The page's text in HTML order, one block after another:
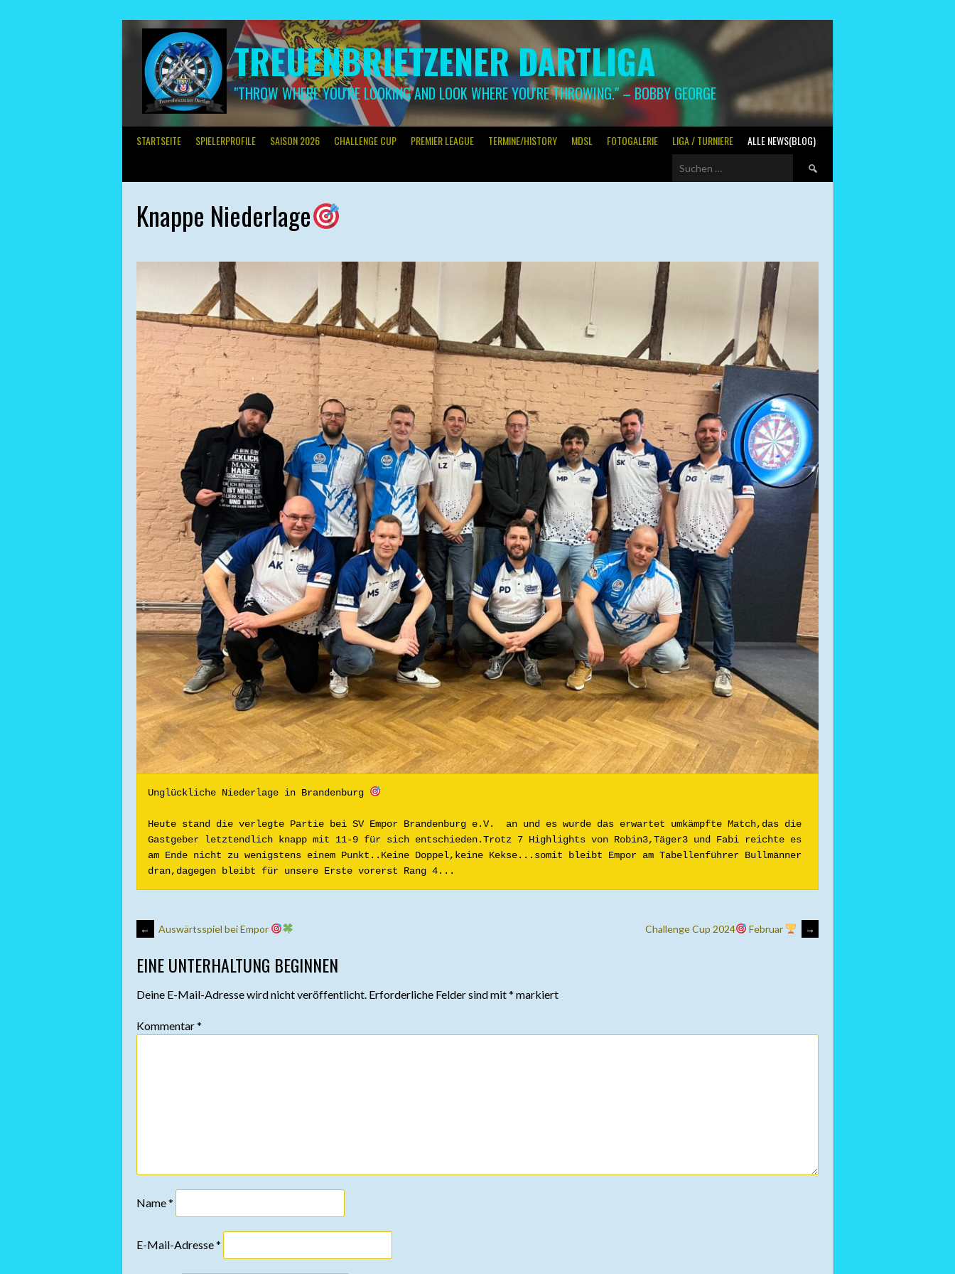
TREUENBRIETZENER DARTLIGA
"THROW WHERE YOU'RE LOOKING AND LOOK WHERE YOU'RE THROWING." – BOBBY GEORGE
STARTSEITE SPIELERPROFILE SAISON 2026 CHALLENGE CUP PREMIER LEAGUE TERMINE/HISTORY MDSL FOTOGALERIE LIGA / TURNIERE ALLE NEWS(BLOG)
Suchen
Knappe Niederlage
Unglückliche Niederlage in Brandenburg
Heute stand die verlegte Partie bei SV Empor Brandenburg e.V.  an und es wurde das erwartet umkämpfte Match,das die
Gastgeber letztendlich knapp mit 11-9 für sich entschieden.Trotz 7 Highlights von Robin3,Täger3 und Fabi reichte es
am Ende nicht zu wenigstens einem Punkt..Keine Doppel,keine Kekse...somit bleibt Empor am Tabellenführer Bullmänner
dran,dagegen bleibt für unsere Erste vorerst Rang 4...
ARTIKEL-
NAVIGATION
← Auswärtsspiel bei Empor Challenge Cup 2024 Februar →
EINE UNTERHALTUNG BEGINNEN
Deine E-Mail-Adresse wird nicht veröffentlicht. Erforderliche Felder sind mit* markiert
Kommentar*
Name*
E-Mail-Adresse*